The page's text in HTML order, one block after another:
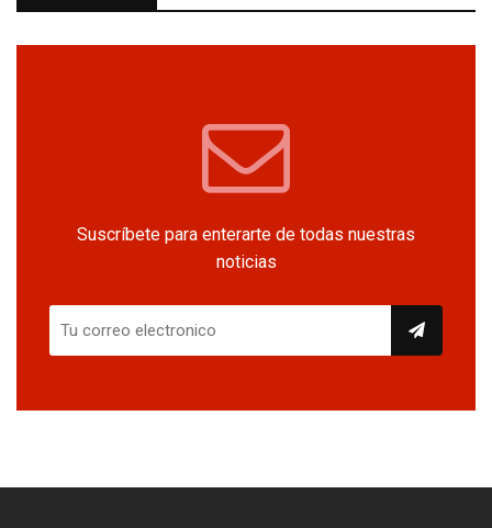
Suscríbete para enterarte de todas nuestras
noticias